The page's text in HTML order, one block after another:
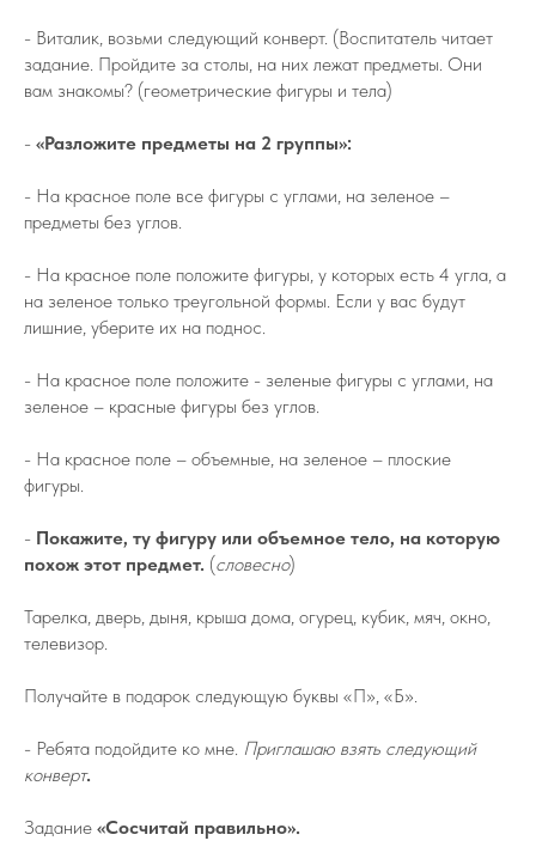
- Виталик, возьми следующий конверт. (Воспитатель читает
задание. Пройдите за столы, на них лежат предметы. Они
вам знакомы? (геометрические фигуры и тела)
- «Разложите предметы на 2 группы»:
- На красное поле все фигуры с углами, на зеленое –
предметы без углов.
- На красное поле положите фигуры, у которых есть 4 угла, а
на зеленое только треугольной формы. Если у вас будут
лишние, уберите их на поднос.
- На красное поле положите - зеленые фигуры с углами, на
зеленое – красные фигуры без углов.
- На красное поле – объемные, на зеленое – плоские
фигуры.
- Покажите, ту фигуру или объемное тело, на которую
похож этот предмет. (словесно)
Тарелка, дверь, дыня, крыша дома, огурец, кубик, мяч, окно,
телевизор.
Получайте в подарок следующую буквы «П», «Б».
- Ребята подойдите ко мне. Приглашаю взять следующий
конверт.
Задание «Сосчитай правильно».